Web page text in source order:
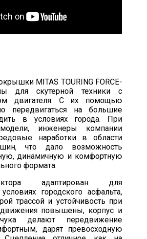
MITAS TOURING FORCE-
для скутерной техники с
двигателя. С их помощью
передвигаться на большие
в условиях города. При
инженеры компании
наработки в области
что дало возможность
динамичную и комфортную
формата.
адаптирован для
городского асфальта,
трассой и устойчивость при
повышены, корпус и
делают передвижение
дарят превосходную